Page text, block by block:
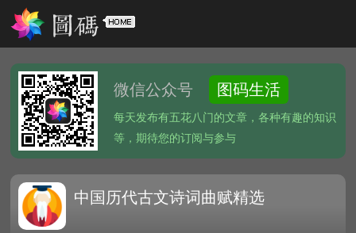
微信公众号 图码生活
每天发布有五花八门的文章，各种有趣的知识
等，期待您的订阅与参与
中国历代古文诗词曲赋精选